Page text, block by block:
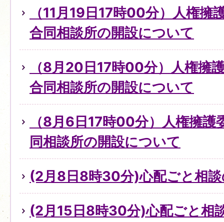
（11月19日17時00分）人権擁
合同相談所の開設について
（8月20日17時00分）人権擁
合同相談所の開設について
（8月6日17時00分）人権擁護
同相談所の開設について
(2月8日8時30分)心配ごと相
(2月15日8時30分)心配ごと相